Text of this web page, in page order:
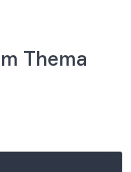
Thema